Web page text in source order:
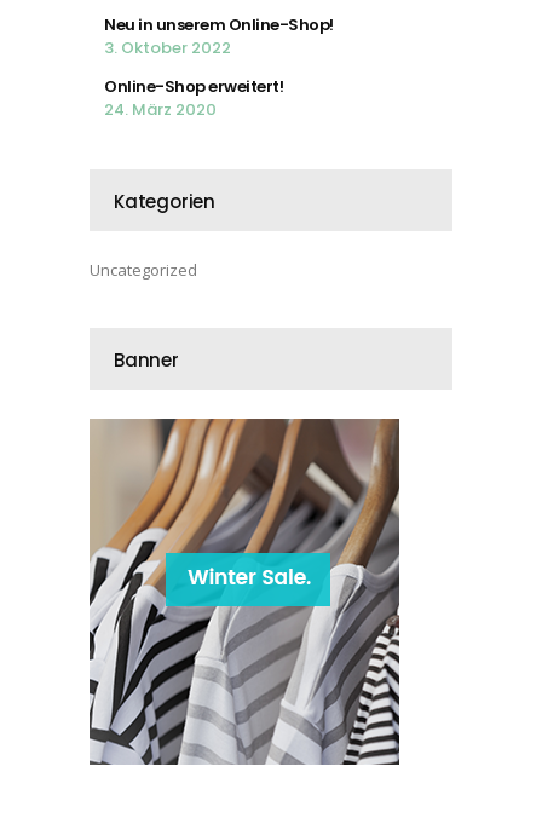
Neu in unserem Online-Shop!
3. Oktober 2022
Online-Shop erweitert!
24. März 2020
Kategorien
Uncategorized
Banner